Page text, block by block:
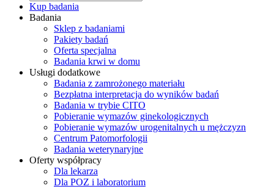
Kup badania
Badania
Sklep z badaniami
Pakiety badań
Oferta specjalna
Badania krwi w domu
Usługi dodatkowe
Badania z zamrożonego materiału
Bezpłatna interpretacja do wyników badań
Badania w trybie CITO
Pobieranie wymazów ginekologicznych
Pobieranie wymazów urogenitalnych u mężczyzn
Centrum Patomorfologii
Badania weterynaryjne
Oferty współpracy
Dla lekarza
Dla POZ i laboratorium